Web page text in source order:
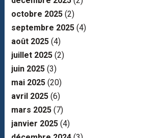
octobre 2025(2)
septembre 2025(4)
août 2025(4)
juillet 2025(2)
juin 2025(3)
mai 2025(20)
avril 2025(6)
mars 2025(7)
janvier 2025(4)